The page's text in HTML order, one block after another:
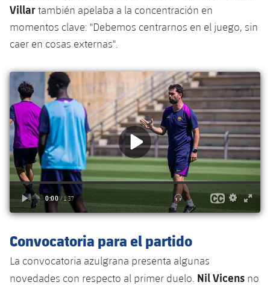
Femenino
Jugadores
Calendario
Resultados
Clasificaciones
Actualidad
Jugadores
Calendario
Resultados
Clasificaciones
Hockey hierba
plusicon
Noticias
Hockey Hierba Masculino
Hockey Hierba Femenino
Patinaje artístico
Actualidad
Plantilla
Agenda
Escuela de Patinaje
Rugby
plusicon
más
Actualidad
Jugadores
Calendario
Resultados
Clasificaciones
Voleibol
plusicon
más
Noticias
Voleibol masculino
Voleibol femenino
Apúntate a las amateurs
plusicon
más
Apúntate a las amateurs
Carnet de las Secciones Amateurs
League of Legends
VALORANT Rising
Villartambién apelaba a la concentración en
momentos clave: "Debemos centrarnos en el juego, sin
caer en cosas externas".
Convocatoria para el partido
La convocatoria azulgrana presenta algunas
novedades con respecto al primer duelo. Nil Vicens no